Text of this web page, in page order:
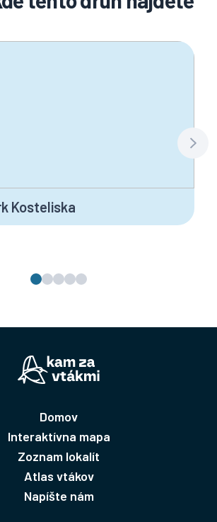
Kosteliska
Domov
Interaktívna mapa
Zoznam lokalít
Atlas vtákov
Napíšte nám